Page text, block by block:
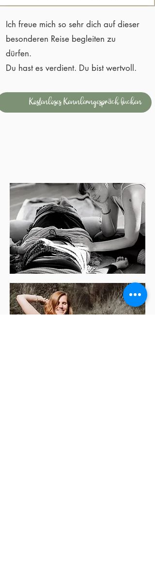
Ich freue mich so sehr dich auf dieser
besonderen Reise begleiten zu
dürfen.
Du hast es verdient. Du bist wertvoll.
Kostenloses Kennlerngespräch buchen